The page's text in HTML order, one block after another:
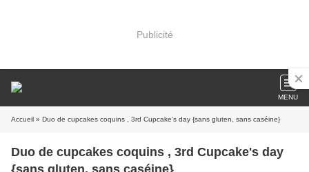
Publicité
MENU
Accueil » Duo de cupcakes coquins , 3rd Cupcake's day {sans gluten, sans caséine}
Duo de cupcakes coquins , 3rd Cupcake's day
{sans gluten, sans caséine}